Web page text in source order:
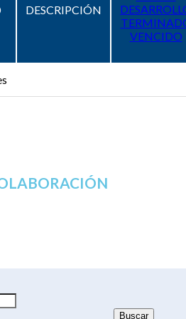
DESCRIPCIÓN
VENCIDO